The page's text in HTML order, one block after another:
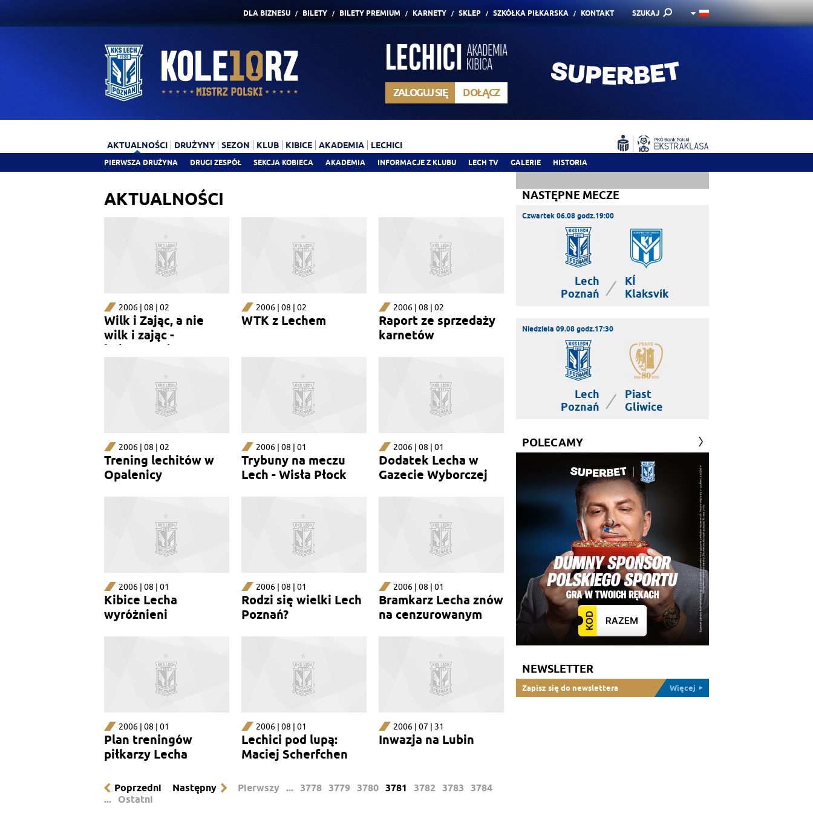
DLA BIZNESU BILETY BILETY PREMIUM KARNETY SKLEP SZKÓŁKA PIŁKARSKA KONTAKT SZUKAJ
ZALOGUJ SIĘ DOŁĄCZ
AKTUALNOŚCI
PIERWSZA DRUŻYNA DRUGI ZESPÓŁ SEKCJA KOBIECA AKADEMIA INFORMACJE Z KLUBU LECH TV GALERIE HISTORIA
DRUŻYNY SEZON KLUB KIBICE AKADEMIA LECHICI
AKTUALNOŚCI
2006 | 08 | 02
Wilk i Zając, a nie
wilk i zając -
bohaterami meczu
2006 | 08 | 02
WTK z Lechem
2006 | 08 | 02
Raport ze sprzedaży
karnetów
2006 | 08 | 02
Trening lechitów w
Opalenicy
2006 | 08 | 01
Trybuny na meczu
Lech - Wisła Płock
2006 | 08 | 01
Dodatek Lecha w
Gazecie Wyborczej
2006 | 08 | 01
Kibice Lecha
wyróżnieni
2006 | 08 | 01
Rodzi się wielki Lech
Poznań?
2006 | 08 | 01
Bramkarz Lecha znów
na cenzurowanym
2006 | 08 | 01
Plan treningów
piłkarzy Lecha
2006 | 08 | 01
Lechici pod lupą:
Maciej Scherfchen
2006 | 07 | 31
Inwazja na Lubin
Poprzedni Następny Pierwszy ... 3778 3779 3780 3781 3782 3783
3784
...
Ostatni
NASTĘPNE MECZE
Czwartek 06.08 godz.19:00
Lech
Poznań
|
KÍ
Klaksvík
Niedziela 09.08 godz.17:30
Lech
Poznań
|
Piast
Gliwice
POLECAMY
NEWSLETTER
Zapisz się do newslettera Więcej